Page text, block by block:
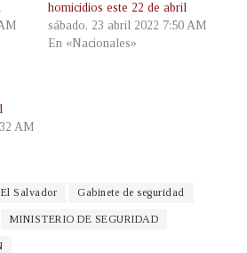
homicidios este 22 de abril
sábado, 23 abril 2022 7:50 AM
En «Nacionales»
AM
El Salvador Gabinete de seguridad
MINISTERIO DE SEGURIDAD